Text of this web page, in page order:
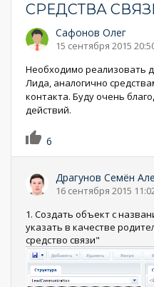
СРЕДСТВА
Сафонов Олег
15 сентября 2015
Необходимо реализовать
Лида, аналогично
контакта. Буду очень
действий.
6
Драгунов Семён
16 сентября 2015
1. Создать объект с
указать в качестве
средство связи"